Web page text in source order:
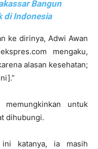
Bangun
di Indonesia
ke dirinya, Adwi Awan
mengaku,
alasan kesehatan;
untuk
dihubungi.
katanya, ia masih